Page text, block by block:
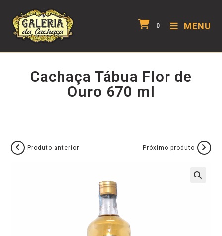
0 MENU
Cachaça Tábua Flor de
Ouro 670 ml
Produto anterior Próximo produto